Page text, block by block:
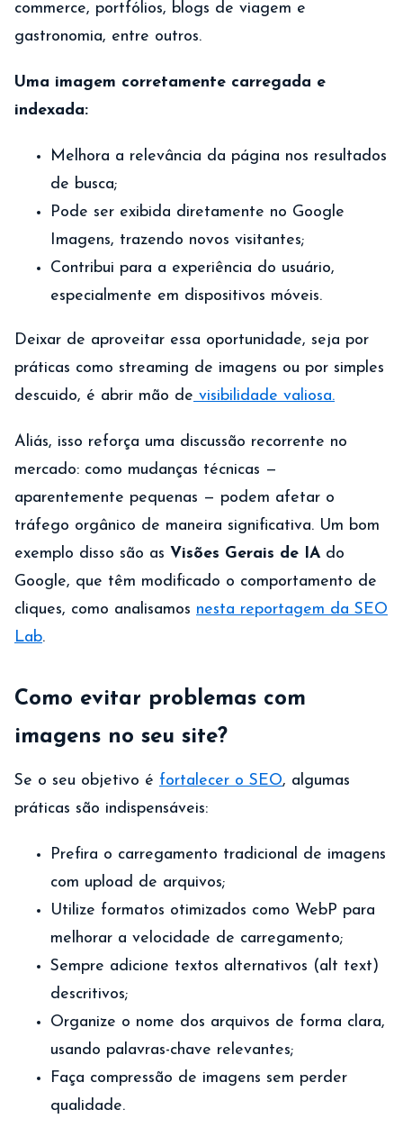
commerce, portfólios, blogs de viagem e
gastronomia, entre outros.
Uma imagem corretamente carregada e
indexada:
Melhora a relevância da página nos resultados
de busca;
Pode ser exibida diretamente no Google
Imagens, trazendo novos visitantes;
Contribui para a experiência do usuário,
especialmente em dispositivos móveis.
Deixar de aproveitar essa oportunidade, seja por
práticas como streaming de imagens ou por simples
descuido, é abrir mão de visibilidade valiosa.
Aliás, isso reforça uma discussão recorrente no
mercado: como mudanças técnicas —
aparentemente pequenas — podem afetar o
tráfego orgânico de maneira significativa. Um bom
exemplo disso são as Visões Gerais de IA do
Google, que têm modificado o comportamento de
cliques, como analisamos nesta reportagem da SEO
Lab.
Como evitar problemas com
imagens no seu site?
Se o seu objetivo é fortalecer o SEO, algumas
práticas são indispensáveis:
Prefira o carregamento tradicional de imagens
com upload de arquivos;
Utilize formatos otimizados como WebP para
melhorar a velocidade de carregamento;
Sempre adicione textos alternativos (alt text)
descritivos;
Organize o nome dos arquivos de forma clara,
usando palavras-chave relevantes;
Faça compressão de imagens sem perder
qualidade.